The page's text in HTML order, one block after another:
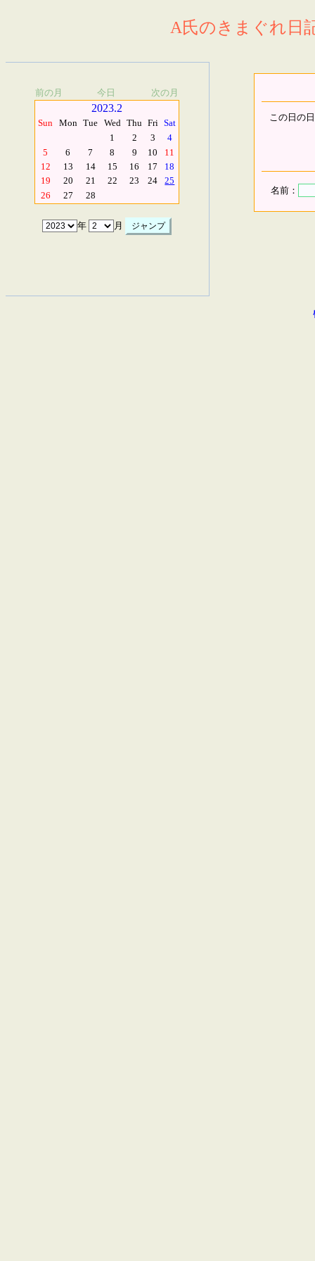
A氏のきまぐれ日
前の月 今日 次の月
2023.2
Sun Mon Tue Wed Thu Fri Sat
1
2 3
4
5
6 7 8 9 10
11
12
13 14 15 16 17
18
19
20 21 22 23 24
25
26
27 28
年 月
この日の
名前：